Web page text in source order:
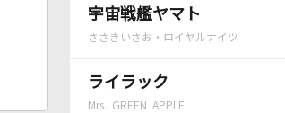
宇宙戦艦ヤマト
ささきいさお・ロイヤルナイツ
ライラック
Mrs. GREEN APPLE